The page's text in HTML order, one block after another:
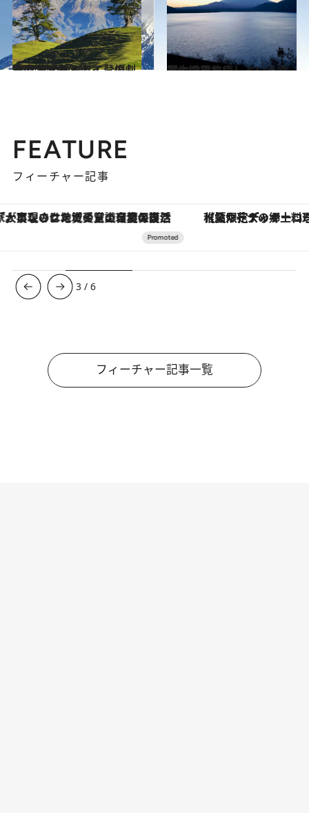
2014.9.25
『ラスト サムライ』の劇中に 富士山として登場した南半球の名峰
旅＆お出かけ 2014.3.7
富士の麓で癒しという幸福に浸る旅
旅＆お出かけ
FEATURE
フィーチャー記事
【夏限定ディナーコース】旬を迎える稚鮎や花ズッキーニなどをイタリア・トスカーナの郷土料理の手法で満喫！ 【銀座で出合う最旬美容】美髪ケアや上質
3 /6
フィーチャー記事一覧